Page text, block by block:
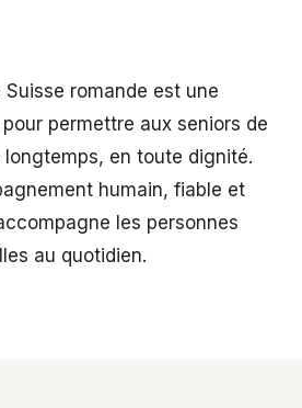
Suisse romande est une
permettre aux seniors de
en toute dignité.
humain, fiable et
les personnes
au quotidien.